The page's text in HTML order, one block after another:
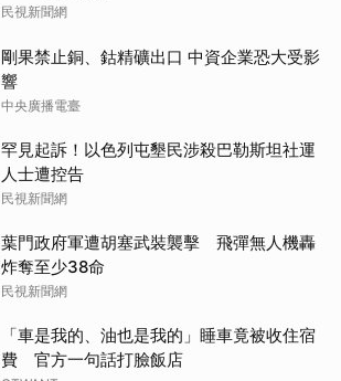
民視新聞網
剛果禁止銅、鈷精礦出口 中資企業恐大受影
響
中央廣播電臺
罕見起訴！以色列屯墾民涉殺巴勒斯坦社運
人士遭控告
民視新聞網
葉門政府軍遭胡塞武裝襲擊 飛彈無人機轟
炸奪至少38命
民視新聞網
「車是我的、油也是我的」睡車竟被收住宿
費 官方一句話打臉飯店